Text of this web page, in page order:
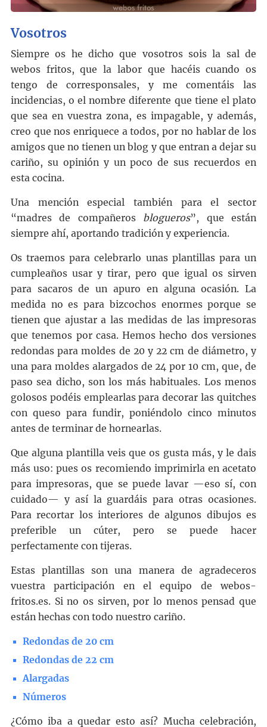
Vosotros
Siempre os he dicho que vosotros sois la sal de
webos fritos, que la labor que hacéis cuando os
tengo de corresponsales, y me comentáis las
incidencias, o el nombre diferente que tiene el plato
que sea en vuestra zona, es impagable, y además,
creo que nos enriquece a todos, por no hablar de los
amigos que no tienen unblog y que entran a dejar su
cariño, su opinión y un poco de sus recuerdos en
esta cocina.
Una mención especial también para el sector
“madres de compañeros blogueros”, que están
siempre ahí, aportando tradición y experiencia.
Os traemos para celebrarlo unas plantillas para un
cumpleaños usar y tirar, pero que igual os sirven
para sacaros de un apuro en alguna ocasión. La
medida no es para bizcochos enormes porque se
tienen que ajustar a las medidas de las impresoras
que tenemos por casa. Hemos hecho dos versiones
redondas para moldes de 20 y 22 cm de diámetro, y
una para moldes alargados de 24 por 10 cm, que, de
paso sea dicho, son los más habituales. Los menos
golosos podéis emplearlas para decorar lasquitches
con queso para fundir, poniéndolo cinco minutos
antes de terminar de hornearlas.
Que alguna plantilla veis que os gusta más, y le dais
más uso: pues os recomiendo imprimirla en acetato
para impresoras, que se puede lavar —eso sí, con
cuidado— y así la guardáis para otras ocasiones.
Para recortar los interiores de algunos dibujos es
preferible un cúter, pero se puede hacer
perfectamente con tijeras.
Estas plantillas son una manera de agradeceros
vuestra participación en el equipo de webos-
fritos.es. Si no os sirven, por lo menos pensad que
están hechas con todo nuestro cariño.
Redondas de 20 cm
Redondas de 22 cm
Alargadas
Números
¿Cómo iba a quedar esto así? Mucha celebración,